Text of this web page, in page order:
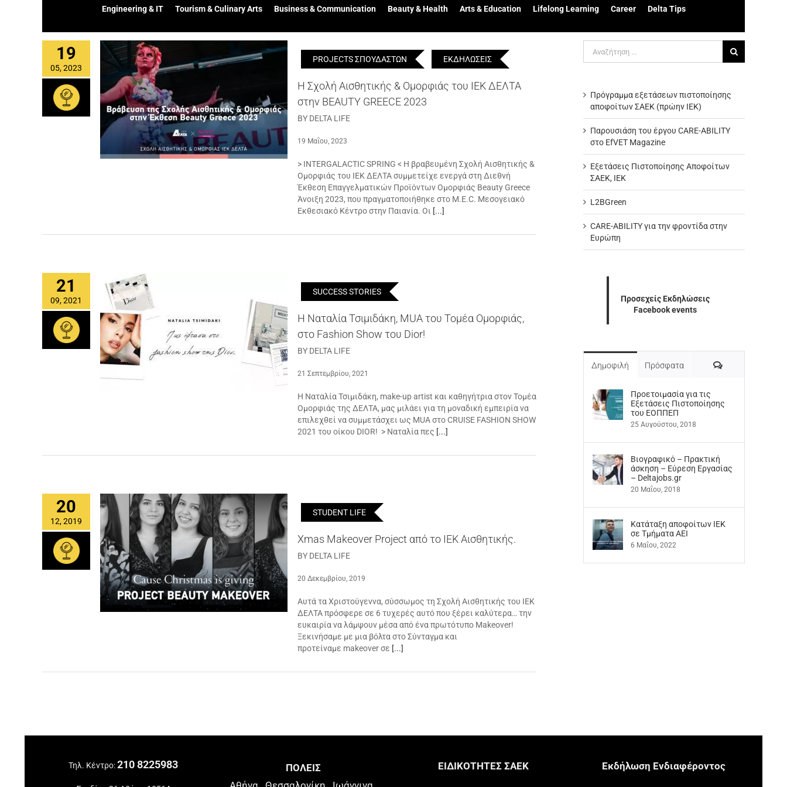
Engineering & IT Tourism & Culinary Arts Business & Communication Beauty & Health Arts & Education Lifelong Learning Career Delta Tips
19
05, 2023
PROJECTS ΣΠΟΥΔΑΣΤΩΝ ΕΚΔΗΛΩΣΕΙΣ
Η Σχολή Αισθητικής & Ομορφιάς του ΙΕΚ ΔΕΛΤΑ
στην BEAUTY GREECE 2023
BY DELTA LIFE
19 Μαΐου, 2023
> INTERGALACTIC SPRING < Η βραβευμένη Σχολή Αισθητικής &
Ομορφιάς του ΙΕΚ ΔΕΛΤΑ συμμετείχε ενεργά στη Διεθνή
Έκθεση Επαγγελματικών Προϊόντων Ομορφιάς Beauty Greece
Άνοιξη 2023, που πραγματοποιήθηκε στο M.E.C. Μεσογειακό
Εκθεσιακό Κέντρο στην Παιανία. Οι [...]
21
09, 2021
SUCCESS STORIES
Η Ναταλία Τσιμιδάκη, MUA του Τομέα Ομορφιάς,
στο Fashion Show του Dior!
BY DELTA LIFE
21 Σεπτεμβρίου, 2021
Η Ναταλία Τσιμιδάκη, make-up artist και καθηγήτρια στον Τομέα
Ομορφιάς της ΔΕΛΤΑ, μας μιλάει για τη μοναδική εμπειρία να
επιλεχθεί να συμμετάσχει ως MUA στο CRUISE FASHION SHOW
2021 του οίκου DIOR! > Ναταλία πες [...]
20
12, 2019
STUDENT LIFE
Xmas Makeover Project από το ΙΕΚ Αισθητικής.
BY DELTA LIFE
20 Δεκεμβρίου, 2019
Αυτά τα Χριστούγεννα, σύσσωμος τη Σχολή Αισθητικής του ΙΕΚ
ΔΕΛΤΑ πρόσφερε σε 6 τυχερές αυτό που ξέρει καλύτερα… την
ευκαιρία να λάμψουν μέσα από ένα πρωτότυπο Makeover!
Ξεκινήσαμε με μια βόλτα στο Σύνταγμα και
προτείναμε makeover σε [...]
για:
Πρόγραμμα εξετάσεων πιστοποίησης
αποφοίτων ΣΑΕΚ (πρώην ΙΕΚ)
Παρουσιάση του έργου CARE-ABILITY
στο EfVET Magazine
Εξετάσεις Πιστοποίησης Αποφοίτων
ΣΑΕΚ, ΙΕΚ
L2BGreen
CARE-ABILITY για την φροντίδα στην
Ευρώπη
Προσεχείς Εκδηλώσεις
Facebook events
Δημοφιλή Πρόσφατα Σχόλια
Προετοιμασία για τις
Εξετάσεις Πιστοποίησης
του ΕΟΠΠΕΠ
25 Αυγούστου, 2018
Βιογραφικό – Πρακτική
άσκηση – Εύρεση Εργασίας
– Deltajobs.gr
20 Μαΐου, 2018
Kατάταξη αποφοίτων ΙΕΚ
σε Τμήματα ΑΕΙ
6 Μαΐου, 2022
Τηλ. Κέντρο:210 8225983
ΠΟΛΕΙΣ
ΕΙΔΙΚΟΤΗΤΕΣ ΣΑΕΚ Eκδήλωση Eνδιαφέροντος